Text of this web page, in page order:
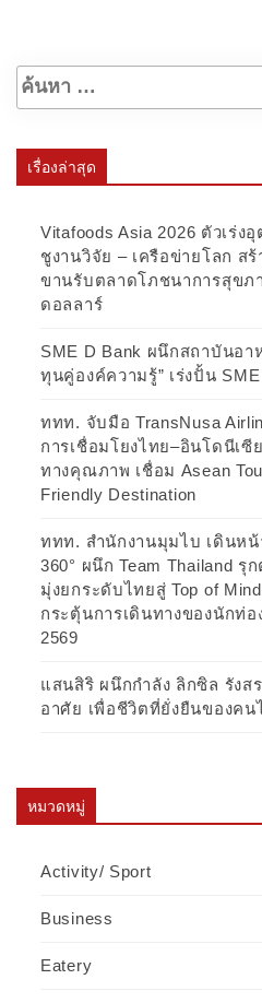
เรื่องล่าสุด
Vitafoods Asia 2026 ตัวเร่ง
ชูงานวิจัย – เครือข่ายโลก ส
ขานรับตลาดโภชนาการสุขภ
ดอลลาร์
SME D Bank ผนึกสถาบันอ
ทุนคู่องค์ความรู้” เร่งปั้น
ททท. จับมือ TransNusa
การเชื่อมโยงไทย–อินโดนีเ
ทางคุณภาพ เชื่อม Asean
Friendly Destination
ททท. สำนักงานมุมไบ เดินหน้
360° ผนึก Team Thailand รุ
มุ่งยกระดับไทยสู่ Top of
กระตุ้นการเดินทางของนักท่อ
2569
แสนสิริ ผนึกกำลัง ลิกซิล รังส
อาศัย เพื่อชีวิตที่ยั่งยืนของคน
หมวดหมู่
Activity/ Sport
Business
Eatery